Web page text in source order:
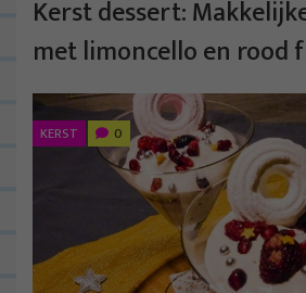
Kerst dessert:
met limoncello en rood
KERST 0